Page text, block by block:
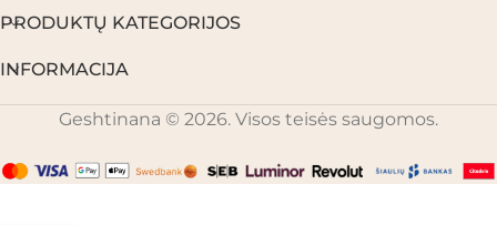
PRODUKTŲ KATEGORIJOS
INFORMACIJA
Geshtinana © 2026. Visos teisės saugomos.